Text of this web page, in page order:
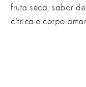
fruta seca, sabor
cítrica e corpo